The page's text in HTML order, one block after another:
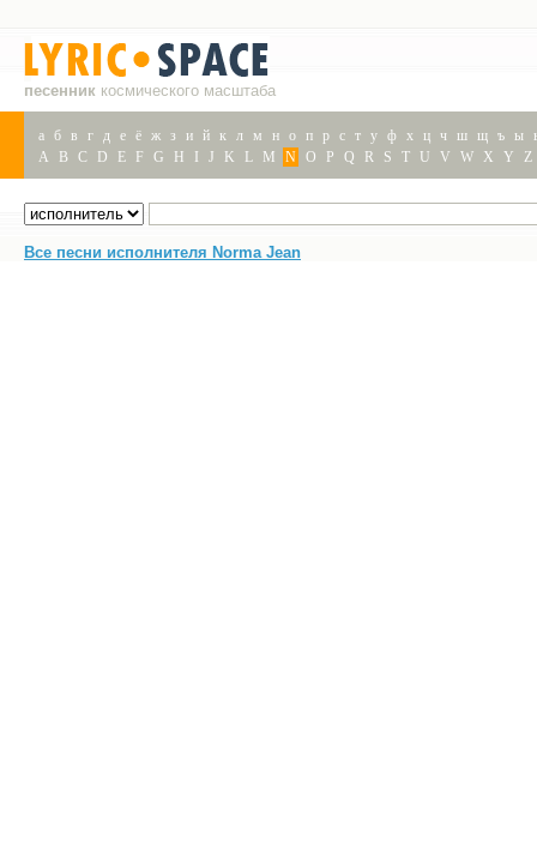
песенник космического масштаба
а б в г д е ё ж з и й к л м н о п р с т у ф х ц ч ш щ ъ ы
A
B C D E F G H J K L M N O P Q R S T U V W X Y Z
Все песни исполнителя Norma Jean